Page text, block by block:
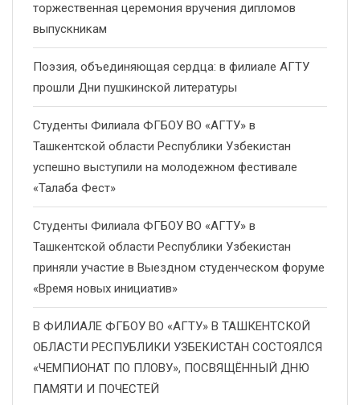
торжественная церемония вручения дипломов
выпускникам
Поэзия, объединяющая сердца: в филиале АГТУ
прошли Дни пушкинской литературы
Студенты Филиала ФГБОУ ВО «АГТУ» в
Ташкентской области Республики Узбекистан
успешно выступили на молодежном фестивале
«Талаба Фест»
Студенты Филиала ФГБОУ ВО «АГТУ» в
Ташкентской области Республики Узбекистан
приняли участие в Выездном студенческом форуме
«Время новых инициатив»
В ФИЛИАЛЕ ФГБОУ ВО «АГТУ» В ТАШКЕНТСКОЙ
ОБЛАСТИ РЕСПУБЛИКИ УЗБЕКИСТАН СОСТОЯЛСЯ
«ЧЕМПИОНАТ ПО ПЛОВУ», ПОСВЯЩЁННЫЙ ДНЮ
ПАМЯТИ И ПОЧЕСТЕЙ